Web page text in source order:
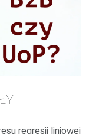
regresji liniowej